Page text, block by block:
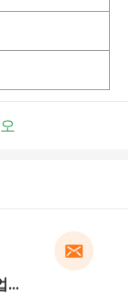
체